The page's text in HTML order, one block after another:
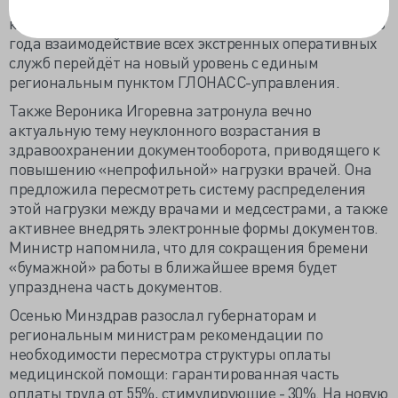
к 2017 году будет преодолена. В первом квартале 2015
года взаимодействие всех экстренных оперативных
служб перейдёт на новый уровень с единым
региональным пунктом ГЛОНАСС-управления.
Также Вероника Игоревна затронула вечно
актуальную тему неуклонного возрастания в
здравоохранении документооборота, приводящего к
повышению «непрофильной» нагрузки врачей. Она
предложила пересмотреть систему распределения
этой нагрузки между врачами и медсестрами, а также
активнее внедрять электронные формы документов.
Министр напомнила, что для сокращения бремени
«бумажной» работы в ближайшее время будет
упразднена часть документов.
Осенью Минздрав разослал губернаторам и
региональным министрам рекомендации по
необходимости пересмотра структуры оплаты
медицинской помощи: гарантированная часть
оплаты труда от 55%, стимулирующие - 30%. На новую